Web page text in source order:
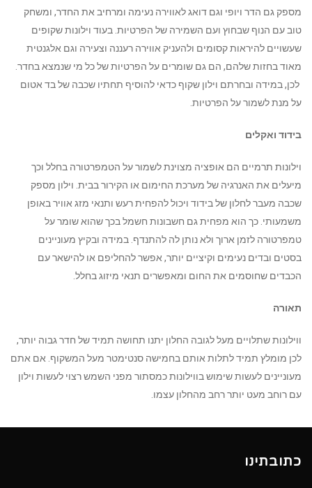
מספק גם הדר ויופי וגם דואג לאווירה נעימה ומרחיב את החדר, ומשחק
טוב עם הנוף שבחוץ ועם השמירה של הפרטיות. בעוד וילונות שקופים
שעשויים להיראות קסומים ולהעניק אווירה רעננה וצעירה וגם אלגנטית
מאוד בחזות שלהם, הם גם שומרים על הפרטיות של כל מי שנמצא בחדר.
לכן, במידה ובחרתם וילון שקוף כדאי להוסיף תחתיו שכבה של בד אטום
על מנת לשמור על הפרטיות.
בידוד ואקלים
וילונות תרמיים הם אופציה מצוינת לשמור על הטמפרטורה בחלל וכך
מיעלים את האנרגיה של מערכת החימום או הקירור בבית. וילון מספק
שכבה מעבר לחלון של בידוד ויכול להפחית רעש ותנאי מזג אוויר באופן
משמעותי. כך הוא מפחית גם חשבונות חשמל בכך שהוא שומר על
טמפרטורה לזמן ארוך ולא נותן לה להתנדף. במידה ובקיץ מעוניינים
בסטים ובדים נעימים וקיציים יותר, אפשר להחליפם או להישאר עם
הכבדים שחוסמים את החום ומאפשרים תנאי מיזוג בחלל.
תאורה
ווילונות שתלויים מעל לגובה החלון יתנו תחושה תמיד של חדר גבוה יותר,
לכן מומלץ תמיד לתלות אותם בחמישה סנטימטר מעל המשקוף. אם אתם
מעוניינים לעשות שימוש בווילונות כמסתור מפני השמש רצוי לעשות וילון
עם רוחב מעט יותר רחב מהחלון עצמו.
כתובתינו